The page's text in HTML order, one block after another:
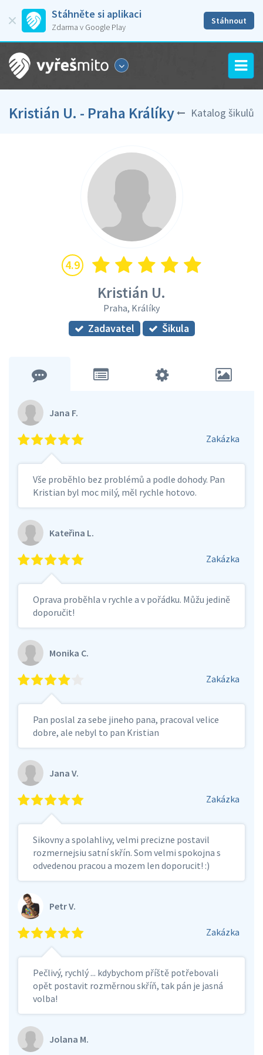
Stáhněte si aplikaci
Zdarma v Google Play
Stáhnout
Kristián U. - Praha Králíky Katalog šikulů
4.9
Kristián U.
Praha, Králíky
Zadavatel Šikula
Jana F.
Zakázka
Vše proběhlo bez problémů a podle dohody. Pan
Kristian byl moc milý, měl rychle hotovo.
Kateřina L.
Zakázka
Oprava proběhla v rychle a v pořádku. Můžu jedině
doporučit!
Monika C.
Zakázka
Pan poslal za sebe jineho pana, pracoval velice
dobre, ale nebyl to pan Kristian
Jana V.
Zakázka
Sikovny a spolahlivy, velmi precizne postavil
rozmernejsiu satní skřín. Som velmi spokojna s
odvedenou pracou a mozem len doporucit! :)
Petr V.
Zakázka
Pečlivý, rychlý ... kdybychom příště potřebovali
opět postavit rozměrnou skříň, tak pán je jasná
volba!
Jolana M.